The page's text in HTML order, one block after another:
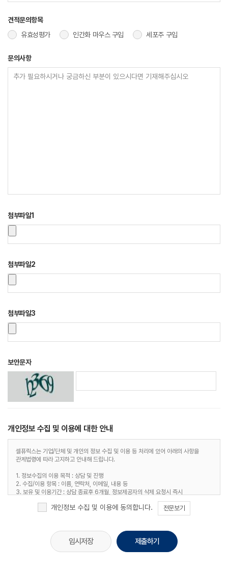
견적문의항목
유효성평가
인간화 마우스 구입 세포주 구입
문의사항
첨부파일1
첨부파일2
첨부파일3
보안문자
개인정보 수집 및 이용에 대한 안내
셀퓨릭스는 기업/단체 및 개인의 정보 수집 및 이용 등 처리에 있어 아래의 사항을
관계법령에 따라 고지하고 안내해 드립니다.
1. 정보수집의 이용 목적 : 상담 및 진행
2. 수집/이용 항목 : 이름, 연락처, 이메일, 내용 등
3. 보유 및 이용기간 : 상담 종료후 6개월, 정보제공자의 삭제 요청시 즉시
4. 개인정보처리담당 : 전화 02-2038-3787 / 이메일 info@cellpurics.com
개인정보 수집 및 이용에 동의합니다. 전문보기
임시저장